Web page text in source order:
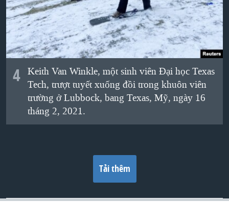
4 Keith Van Winkle, một sinh viên Đại học Texas
Tech, trượt tuyết xuống đồi trong khuôn viên
trường ở Lubbock, bang Texas, Mỹ, ngày 16
tháng 2, 2021.
Tải thêm